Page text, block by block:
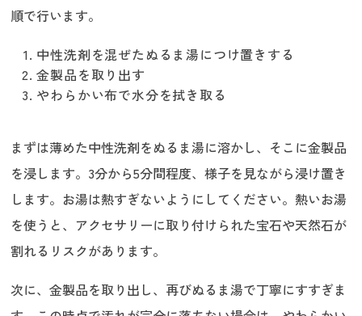
順で行います。
中性洗剤を混ぜたぬるま湯につけ置きする
金製品を取り出す
やわらかい布で水分を拭き取る
まずは薄めた中性洗剤をぬるま湯に溶かし、そこに金製品
を浸します。3分から5分間程度、様子を見ながら浸け置き
します。お湯は熱すぎないようにしてください。熱いお湯
を使うと、アクセサリーに取り付けられた宝石や天然石が
割れるリスクがあります。
次に、金製品を取り出し、再びぬるま湯で丁寧にすすぎま